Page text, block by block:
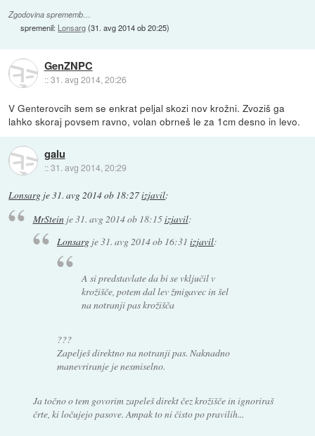
Zgodovina sprememb…
spremenil: Lonsarg(31. avg 2014 ob 20:25)
GenZNPC
::31. avg 2014, 20:26
V Genterovcih sem se enkrat peljal skozi nov krožni. Zvoziš ga
lahko skoraj povsem ravno, volan obrneš le za 1cm desno in levo.
galu
::31. avg 2014, 20:29
Lonsarg je31. avg 2014 ob 18:27izjavil:
MrSteinje31. avg 2014 ob 18:15izjavil:
Lonsarg je31. avg 2014 ob 16:31 izjavil:
A si predstavlate da bi se vključil v
krožišče, potem dal lev žmigavec in šel
na notranji pas krožišča
???
Zapelješ direktno na notranji pas. Naknadno
manevriranje je nesmiselno.
Ja točno o tem govorim zapeleš direkt čez krožišče in ignoriraš
črte, ki ločujejo pasove. Ampak to ni čisto po pravilih...